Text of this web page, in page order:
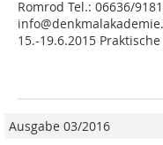
Romrod Tel.: 06636/
15.-19.6.2015
Ausgabe 03/2016